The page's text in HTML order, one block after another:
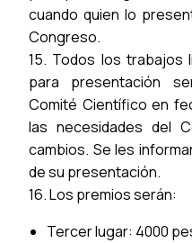
cuando quien lo
Congreso.
15. Todos los trabajos
para presentación
Comité Científico en
las necesidades del
cambios. Se les
de su presentación.
16. Los premios serán:
Tercer lugar: 4000